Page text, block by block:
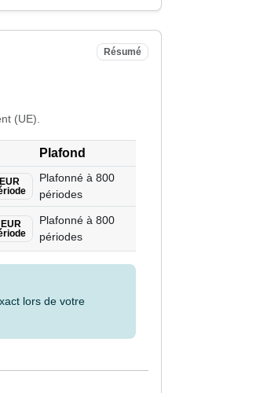
Résumé
(UE).
Plafond
Plafonné à 800
périodes
Plafonné à 800
périodes
lors de votre